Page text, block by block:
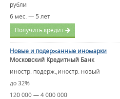
рубли
6 мес. — 5 лет
Получить кредит
Новые и подержанные иномарки
Московский Кредитный Банк
иностр. подерж.,иностр. новый
до 32%
120 000 — 4 000 000